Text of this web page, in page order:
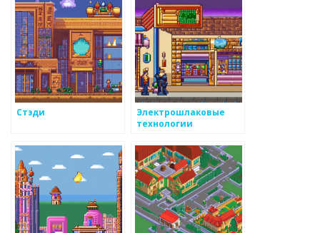
Стэди
Электрошлаковые
технологии